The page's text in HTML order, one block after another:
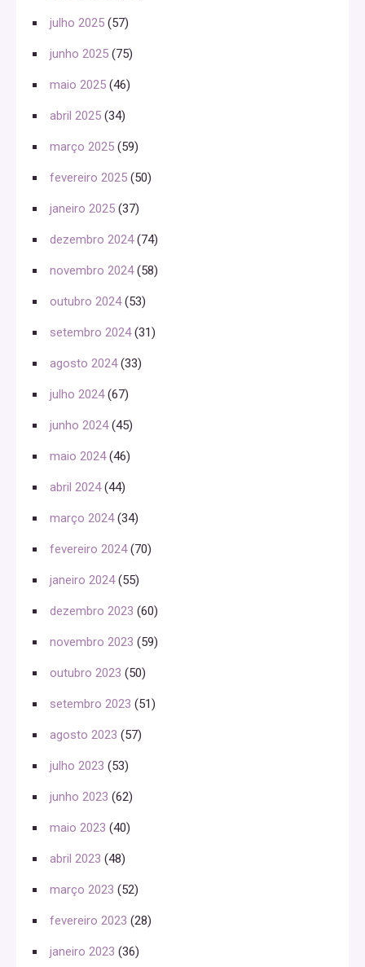
julho 2025 (57)
junho 2025 (75)
maio 2025 (46)
abril 2025 (34)
março 2025 (59)
fevereiro 2025 (50)
janeiro 2025 (37)
dezembro 2024(74)
novembro 2024(58)
outubro 2024(53)
setembro 2024(31)
agosto 2024(33)
julho 2024(67)
junho 2024(45)
maio 2024(46)
abril 2024(44)
março 2024(34)
fevereiro 2024(70)
janeiro 2024(55)
dezembro 2023 (60)
novembro 2023 (59)
outubro 2023 (50)
setembro 2023 (51)
agosto 2023 (57)
julho 2023 (53)
junho 2023 (62)
maio 2023 (40)
abril 2023 (48)
março 2023 (52)
fevereiro 2023 (28)
janeiro 2023 (36)